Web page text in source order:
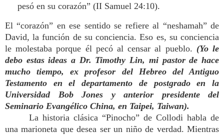
pesó en su corazón” (II Samuel 24:10).
El “corazón” en ese sentido se refiere al “neshamah” de
David, la función de su conciencia. Eso es, su conciencia
le molestaba porque él pecó al censar al pueblo. (Yo le
debo estas ideas a Dr. Timothy Lin, mi pastor de hace
mucho tiempo, ex profesor del Hebreo del Antiguo
Testamento en el departamento de postgrado en la
Universidad Bob Jones y anterior presidente del
Seminario Evangélico China, en Taipei, Taiwan).
La historia clásica “Pinocho” de Collodi habla de
una marioneta que desea ser un niño de verdad. Mientras